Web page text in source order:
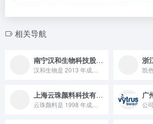
相关导航
南宁汉和生物科技股份有限公司
上海云珠颜料科技有限公司